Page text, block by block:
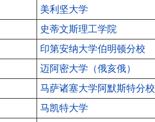
美利坚大学
史蒂文斯理工学院
印第安纳大学伯明顿分校
迈阿密大学（俄亥俄）
马萨诸塞大学阿默斯特分校
马凯特大学